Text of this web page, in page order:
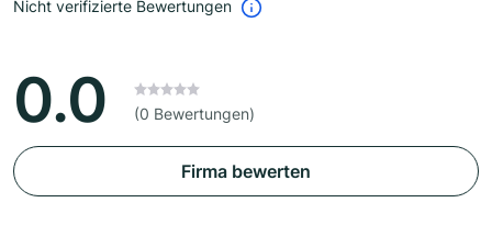
Nicht verifizierte Bewertungen
0.0 (0 Bewertungen)
Firma bewerten